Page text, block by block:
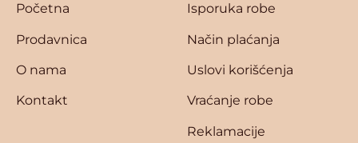
Početna
Prodavnica
O nama
Kontakt
Isporuka robe
Način plaćanja
Uslovi korišćenja
Vraćanje robe
Reklamacije